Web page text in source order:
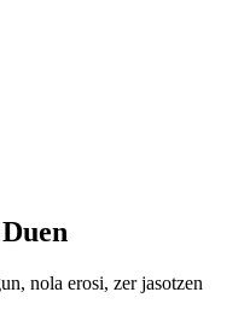
nola erosi, zer jasotzen